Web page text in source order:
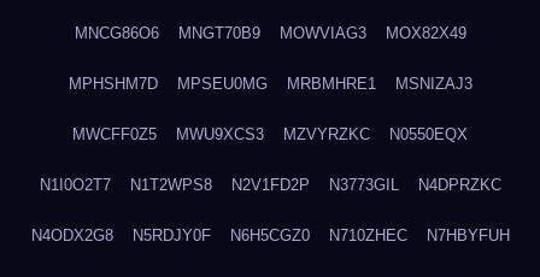
MNCG86O6 MNGT70B9 MOWVIAG3 MOX82X49
MPHSHM7D MPSEU0MG MRBMHRE1 MSNIZAJ3
MWCFF0Z5 MWU9XCS3 MZVYRZKC N0550EQX
N1I0O2T7 N1T2WPS8 N2V1FD2P N3773GIL N4DPRZKC
N4ODX2G8 N5RDJY0F N6H5CGZ0 N710ZHEC N7HBYFUH